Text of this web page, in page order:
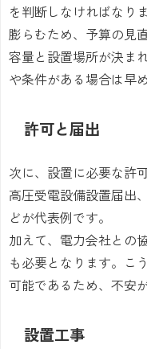
を判断しなければなり
膨らむため、予算の見
容量と設置場所が決ま
や条件がある場合は早
許可と届出
次に、設置に必要な許
高圧受電設備設置届出
どが代表例です。
加えて、電力会社との
も必要となります。こ
可能であるため、不安
設置工事